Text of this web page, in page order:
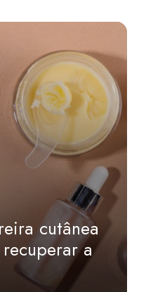
cutânea
a